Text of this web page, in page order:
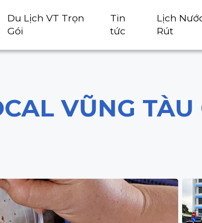
Du Lịch VT Trọn
Gói
Tin
tức
Lịch
Rút
VŨNG